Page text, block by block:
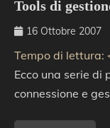
Tools di
16 Ottobre 2007
Tempo di lettura:
Ecco una serie
connessione e